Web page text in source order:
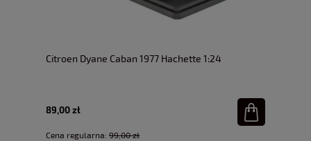
Citroen Dyane Caban 1977 Hachette 1:24
89,00 zł
Cena regularna: 99,00 zł